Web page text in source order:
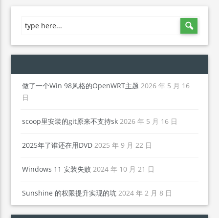
做了一个Win 98风格的OpenWRT主题 2026 年 5 月 16
日
scoop里安装的git原来不支持sk 2026 年 5 月 16 日
2025年了谁还在用DVD 2025 年 9 月 22 日
Windows 11 安装失败 2024 年 10 月 21 日
Sunshine 的权限提升实现的坑 2024 年 2 月 8 日